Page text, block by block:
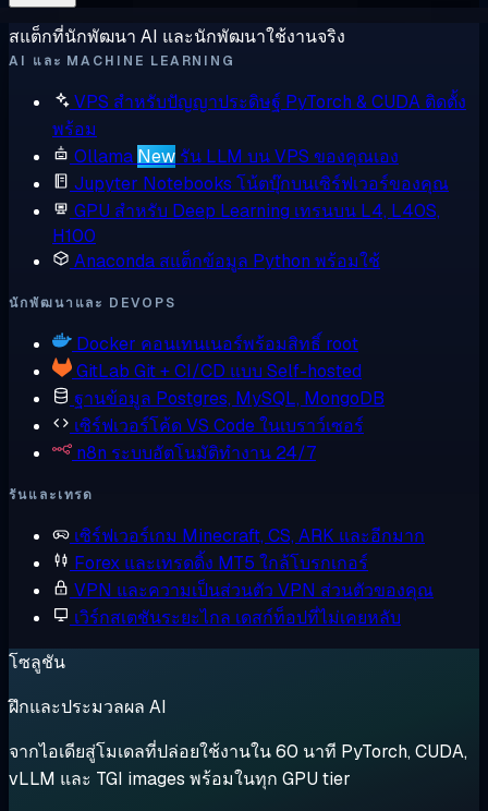
สแต็กที่นักพัฒนา AI และนักพัฒนาใช้งานจริง
AI และ MACHINE LEARNING
VPS สำหรับปัญญาประดิษฐ์ PyTorch & CUDA ติดตั้ง
พร้อม
Ollama New รัน LLM บน VPS ของคุณเอง
Jupyter Notebooks โน้ตบุ๊กบนเซิร์ฟเวอร์ของคุณ
GPU สำหรับ Deep Learning เทรนบน L4, L40S,
H100
Anaconda สแต็กข้อมูล Python พร้อมใช้
นักพัฒนาและ DEVOPS
Docker คอนเทนเนอร์พร้อมสิทธิ์ root
GitLab Git + CI/CD แบบ Self-hosted
ฐานข้อมูล Postgres, MySQL, MongoDB
เซิร์ฟเวอร์โค้ดVS Code ในเบราว์เซอร์
n8n ระบบอัตโนมัติทำงาน 24/7
รันและเทรด
เซิร์ฟเวอร์เกม Minecraft, CS, ARK และอีกมาก
Forex และเทรดดิ้ง MT5 ใกล้โบรกเกอร์
VPN และความเป็นส่วนตัว VPN ส่วนตัวของคุณ
เวิร์กสเตชันระยะไกล เดสก์ท็อปที่ไม่เคยหลับ
โซลูชัน
ฝึกและประมวลผล AI
จากไอเดียสู่โมเดลที่ปล่อยใช้งานใน 60 นาที PyTorch, CUDA,
vLLM และ TGI images พร้อมในทุก GPU tier